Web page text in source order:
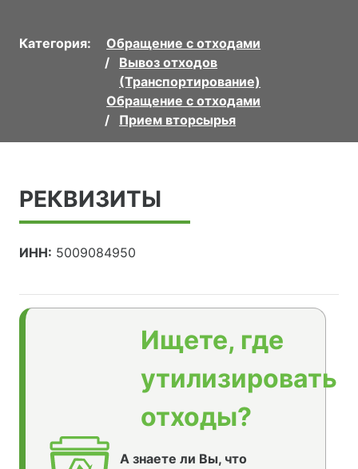
Категория:
Обращение с отходами
Вывоз отходов
(Транспортирование)
Обращение с отходами
Прием вторсырья
РЕКВИЗИТЫ
ИНН: 5009084950
Ищете, где
утилизировать
отходы?
А знаете ли Вы, что